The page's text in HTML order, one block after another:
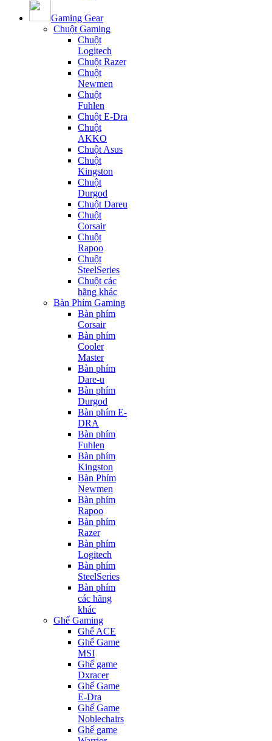
Gaming Gear
Chuột Gaming
Chuột
Logitech
Chuột Razer
Chuột
Newmen
Chuột
Fuhlen
Chuột E-Dra
Chuột
AKKO
Chuột Asus
Chuột
Kingston
Chuột
Durgod
Chuột Dareu
Chuột
Corsair
Chuột
Rapoo
Chuột
SteelSeries
Chuột các
hãng khác
Bàn Phím Gaming
Bàn phím
Corsair
Bàn phím
Cooler
Master
Bàn phím
Dare-u
Bàn phím
Durgod
Bàn phím E-
DRA
Bàn phím
Fuhlen
Bàn phím
Kingston
Bàn Phím
Newmen
Bàn phím
Rapoo
Bàn phím
Razer
Bàn phím
Logitech
Bàn phím
SteelSeries
Bàn phím
các hãng
khác
Ghế Gaming
Ghế ACE
Ghế Game
MSI
Ghế game
Dxracer
Ghế Game
E-Dra
Ghế Game
Noblechairs
Ghế game